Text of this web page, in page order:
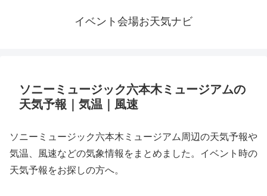
イベント会場お天気ナビ
ソニーミュージック六本木ミュージアムの
天気予報｜気温｜風速
ソニーミュージック六本木ミュージアム周辺の天気予報や
気温、風速などの気象情報をまとめました。イベント時の
天気予報をお探しの方へ。